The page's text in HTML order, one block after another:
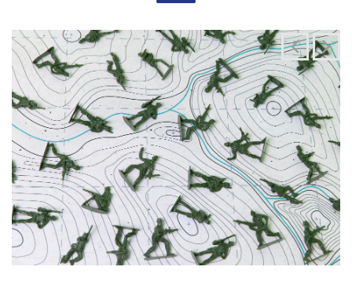
A integração das forças armadas na repressão
imigratória
24/06/2025 11:33 |Editores
O governo Trump vem articulando uma inédita e ampla
mobilização da Guarda Nacional para atuar diretamente em
operações de fiscalização migratória no interior dos Estados